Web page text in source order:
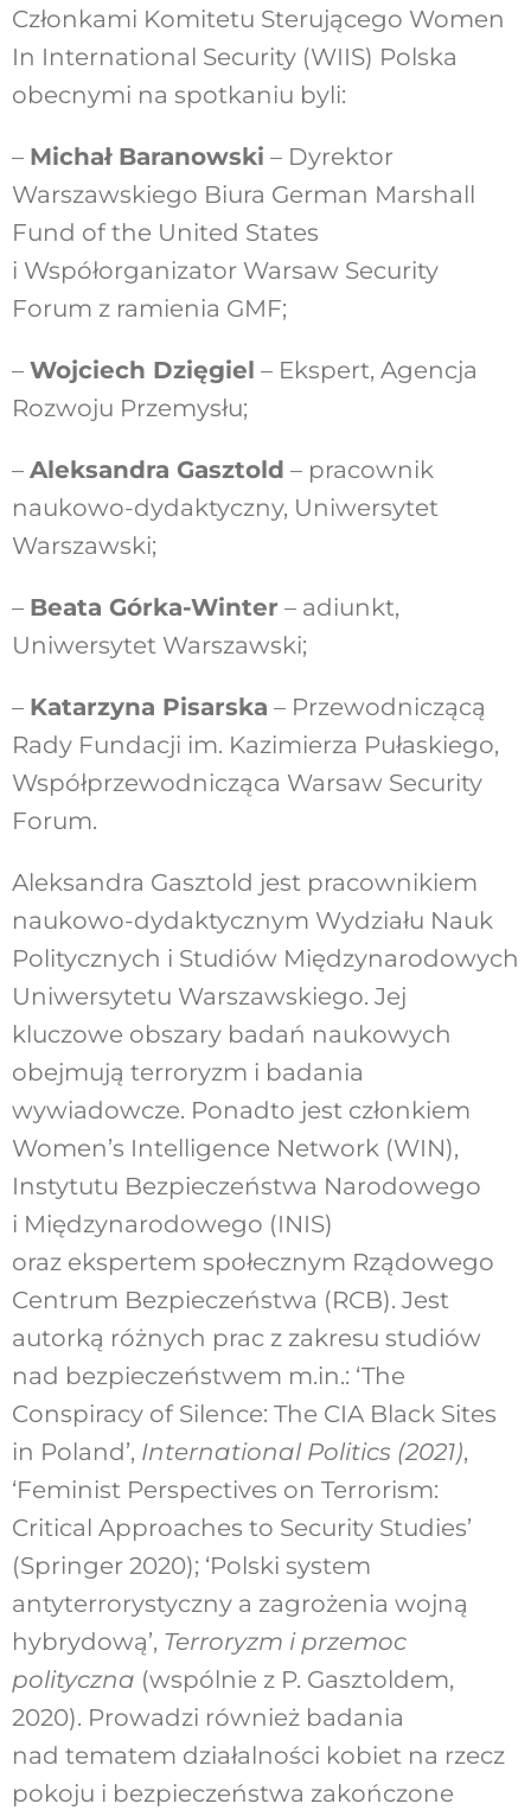
Członkami Komitetu Sterującego Women
In International Security (WIIS) Polska
obecnymi na spotkaniu byli:
– Michał Baranowski – Dyrektor
Warszawskiego Biura German Marshall
Fund of the United States
i Współorganizator Warsaw Security
Forum z ramienia GMF;
– Wojciech Dzięgiel – Ekspert, Agencja
Rozwoju Przemysłu;
– Aleksandra Gasztold – pracownik
naukowo-dydaktyczny, Uniwersytet
Warszawski;
– Beata Górka-Winter – adiunkt,
Uniwersytet Warszawski;
– Katarzyna Pisarska – Przewodniczącą
Rady Fundacji im. Kazimierza Pułaskiego,
Współprzewodnicząca Warsaw Security
Forum.
Aleksandra Gasztold jest pracownikiem
naukowo-dydaktycznym Wydziału Nauk
Politycznych i Studiów Międzynarodowych
Uniwersytetu Warszawskiego. Jej
kluczowe obszary badań naukowych
obejmują terroryzm i badania
wywiadowcze. Ponadto jest członkiem
Women’s Intelligence Network (WIN),
Instytutu Bezpieczeństwa Narodowego
i Międzynarodowego (INIS)
oraz ekspertem społecznym Rządowego
Centrum Bezpieczeństwa (RCB). Jest
autorką różnych prac z zakresu studiów
nad bezpieczeństwem m.in.: ‘The
Conspiracy of Silence: The CIA Black Sites
in Poland’, International Politics (2021),
‘Feminist Perspectives on Terrorism:
Critical Approaches to Security Studies’
(Springer 2020); ‘Polski system
antyterrorystyczny a zagrożenia wojną
hybrydową’, Terroryzm i przemoc
polityczna (wspólnie z P. Gasztoldem,
2020). Prowadzi również badania
nad tematem działalności kobiet na rzecz
pokoju i bezpieczeństwa zakończone